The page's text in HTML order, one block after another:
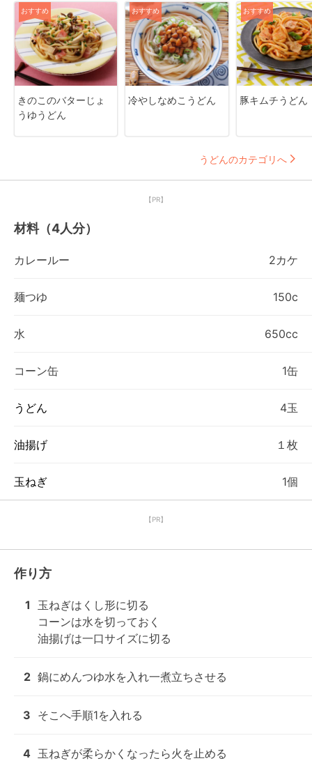
おすすめ
きのこのバターじょ
うゆうどん
おすすめ
冷やしなめこうどん
おすすめ
豚キムチうどん
うどんのカテゴリへ
【PR】
材料（4人分）
カレールー 2カケ
麺つゆ 150c
水 650cc
コーン缶 1缶
うどん 4玉
油揚げ １枚
玉ねぎ 1個
【PR】
作り方
1
玉ねぎはくし形に切る
コーンは水を切っておく
油揚げは一口サイズに切る
2 鍋にめんつゆ水を入れ一煮立ちさせる
3 そこへ手順1を入れる
4 玉ねぎが柔らかくなったら火を止める